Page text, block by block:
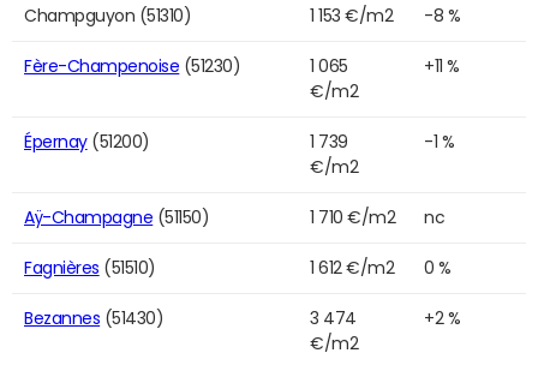
Champguyon (51310) 1 153 €/m2 -8 %
Fère-Champenoise (51230)
1 065
€/m2
+11 %
Épernay(51200)
1 739
€/m2
-1 %
Aÿ-Champagne (51150) 1 710 €/m2 nc
Fagnières (51510) 1 612 €/m2 0 %
Bezannes (51430)
3 474
€/m2
+2 %